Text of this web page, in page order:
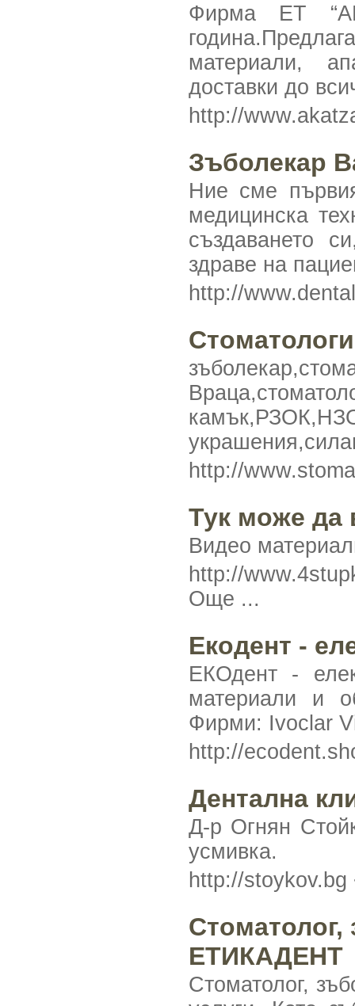
Фирма ЕТ
материали,
доставки до
http://
Зъболекар
Ние сме
медицинска
създаването
здраве на
http://
http://
Тук може да
Видео
http://
Още ...
Екодент -
ЕКОдент -
материали и
Фирми: Ivoclar
http://
Дентална
Д-р Огнян
усмивка.
http://
Стоматолог,
ЕТИКАДЕНТ
Стоматолог,